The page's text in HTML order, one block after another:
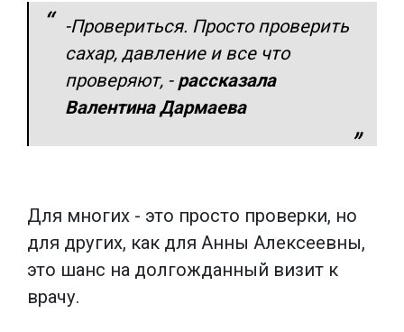
-Провериться. Просто проверить
сахар, давление и все что
проверяют, -рассказала
Валентина Дармаева
Для многих - это просто проверки, но
для других, как для Анны Алексеевны,
это шанс на долгожданный визит к
врачу.